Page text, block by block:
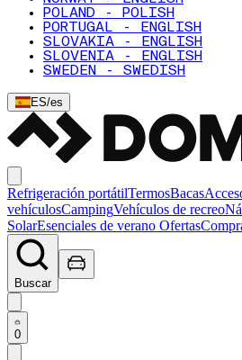
POLAND - POLISH
PORTUGAL - ENGLISH
SLOVAKIA - ENGLISH
SLOVENIA - ENGLISH
SWEDEN - SWEDISH
ES/es
Refrigeración portátilTermosBacas
vehículosCampingVehículos de recreo
SolarEsenciales de verano Ofertas
Buscar
0